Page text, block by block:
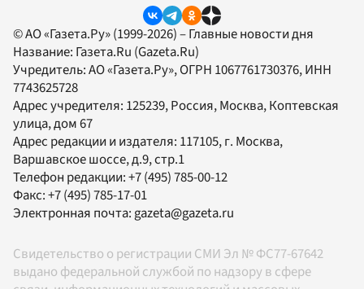
© АО «Газета.Ру» (1999-2026) – Главные новости дня
Название: Газета.Ru (Gazeta.Ru)
Учредитель:АО «Газета.Ру», ОГРН 1067761730376, ИНН
7743625728
Адрес учредителя: 125239, Россия, Москва, Коптевская
улица, дом 67
Адрес редакции и издателя: 117105, г. Москва,
Варшавское шоссе, д.9, стр.1
Телефон редакции:+7 (495) 785-00-12
Факс:+7 (495) 785-17-01
Электронная почта: gazeta@gazeta.ru
Свидетельство о регистрации СМИ Эл № ФС77-67642
выдано федеральной службой по надзору в сфере